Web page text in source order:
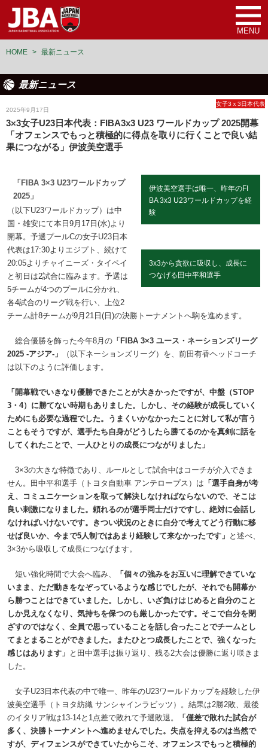
MENU
HOME > 最新ニュース
最新ニュース
2025年9月17日
女子3ｘ3日本代表
3×3女子U23日本代表：FIBA3x3 U23 ワールドカップ 2025開幕
「オフェンスでもっと積極的に得点を取りに行くことで良い結
果につながる」伊波美空選手
伊波美空選手は唯一、昨年のFI
BA 3x3 U23ワールドカップを経
験
3x3から貪欲に吸収し、成長に
つなげる田中平和選手
「FIBA 3×3 U23ワールドカップ
2025」
（以下U23ワールドカップ）は中
国・雄安にて本日9月17日(水)より
開幕。予選プールCの女子U23日本
代表は17:30よりエジプト、続けて
20:05よりチャイニーズ・タイペイ
と初日は2試合に臨みます。予選は
5チームが4つのプールに分かれ、
各4試合のリーグ戦を行い、上位2
チーム計8チームが9月21日(日)の決勝トーナメントへ駒を進めます。
総合優勝を飾った今年8月の 「FIBA 3×3 ユース・ネーションズリーグ
2025 -アジア-」
（以下ネーションズリーグ）を、前田有香ヘッドコーチ
は以下のように評価します。
「開幕戦でいきなり優勝できたことが大きかったですが、中盤（STOP
3・4）に勝てない時期もありました。しかし、その経験が成長していく
ためにも必要な過程でした。うまくいかなかったことに対して私が言う
こともそうですが、選手たち自身がどうしたら勝てるのかを真剣に話を
してくれたことで、一人ひとりの成長につながりました」
3×3の大きな特徴であり、ルールとして試合中はコーチが介入できま
せん。田中平和選手（トヨタ自動車 アンテロープス）は 「選手自身が考
え、コミュニケーションを取って解決しなければならないので、そこは
良い刺激になりました。頼れるのが選手同士だけですし、絶対に会話し
なければいけないです。きつい状況のときに自分で考えてどう行動に移
せば良いか、今まで5人制ではあまり経験して来なかったです」 と述べ、
3×3から吸収して成長につなげます。
短い強化時間で大会へ臨み、
「個々の強みをお互いに理解できていな
いまま、ただ動きをなぞっているような感じでしたが、それでも開幕か
ら勝つことはできていました。しかし、いざ負けはじめると自分のこと
しか見えなくなり、気持ちを保つのも厳しかったです。そこで自分を閉
ざすのではなく、全員で思っていることを話し合ったことでチームとし
てまとまることができました。またひとつ成長したことで、強くなった
感じはあります」 と田中選手は振り返り、残る2大会は優勝に返り咲きま
した。
女子U23日本代表の中で唯一、昨年のU23ワールドカップを経験した伊
波美空選手（トヨタ紡織 サンシャインラビッツ）。結果は2勝2敗、最後
のイタリア戦は13-14と1点差で敗れて予選敗退。
「僅差で敗れた試合が
多く、決勝トーナメントへ進めませんでした。失点を抑えるのは当然で
すが、ディフェンスができていたからこそ、オフェンスでもっと積極的